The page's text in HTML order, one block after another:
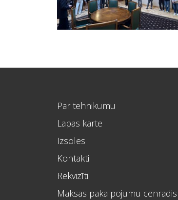
Par tehnikumu
Lapas karte
Izsoles
Kontakti
Rekvizīti
Maksas pakalpojumu cenrādis